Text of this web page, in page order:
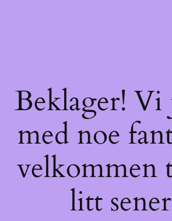
Beklager! Vi
med noe
velkommen
litt